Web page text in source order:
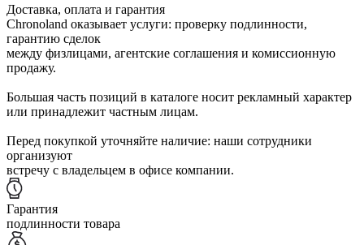
Доставка, оплата и гарантия
Chronoland оказывает услуги: проверку подлинности,
гарантию сделок
между физлицами, агентские соглашения и комиссионную
продажу.
Большая часть позиций в каталоге носит рекламный характер
или принадлежит частным лицам.
Перед покупкой уточняйте наличие: наши сотрудники
организуют
встречу с владельцем в офисе компании.
Гарантия
подлинности товара